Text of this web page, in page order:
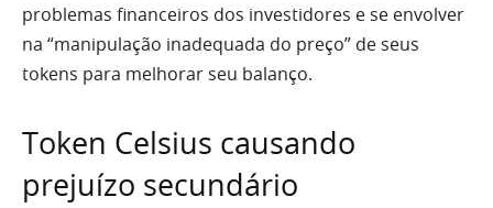
problemas financeiros dos investidores e se envolver
na “manipulação inadequada do preço” de seus
tokens para melhorar seu balanço.
Token Celsius causando
prejuízo secundário